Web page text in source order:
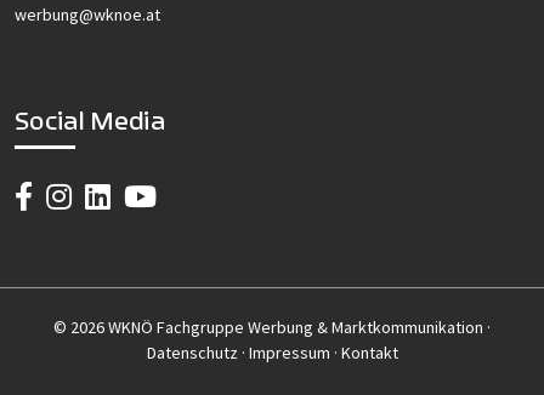
werbung@wknoe.at
Social Media
© 2026 WKNÖ Fachgruppe Werbung & Marktkommunikation ·
Datenschutz· Impressum · Kontakt